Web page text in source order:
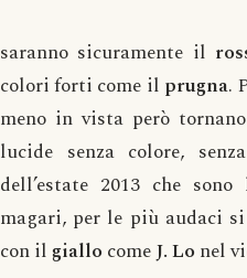
saranno sicuramente il
colori forti come il prugna.
meno in vista però
lucide senza colore,
dell’estate 2013 che sono
magari, per le più audaci si
con ilgiallo comeJ. Lo nel